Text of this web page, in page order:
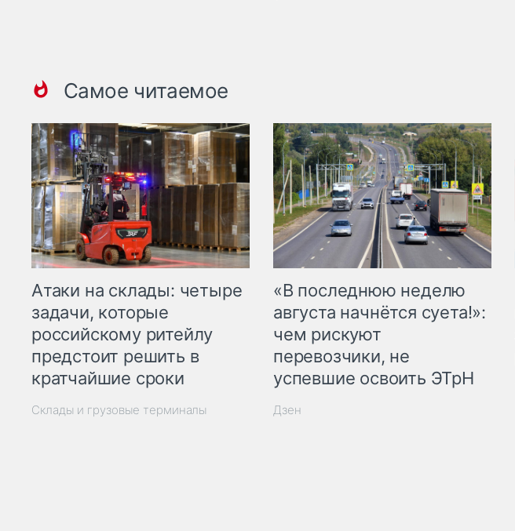
Самое читаемое
Атаки на склады: четыре
задачи, которые
российскому ритейлу
предстоит решить в
кратчайшие сроки
Склады и грузовые терминалы
«В последнюю неделю
августа начнётся суета!»:
чем рискуют
перевозчики, не
успевшие освоить ЭТрН
Дзен